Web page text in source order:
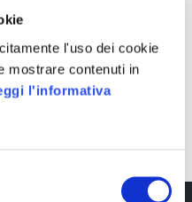
l'uso dei cookie
mostrare contenuti in
l'informativa